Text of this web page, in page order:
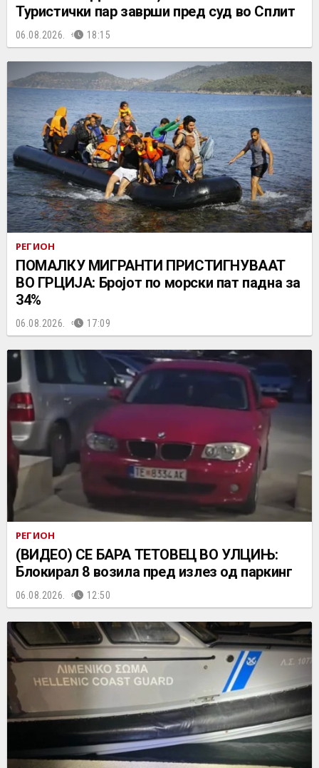
Туристички пар заврши пред суд во Сплит
06.08.2026. 18:15
РЕГИОН
ПОМАЛКУ МИГРАНТИ ПРИСТИГНУВААТ
ВО ГРЦИЈА: Бројот по морски пат падна за
34%
06.08.2026. 17:09
РЕГИОН
(ВИДЕО) СЕ БАРА ТЕТОВЕЦ ВО УЛЦИЊ:
Блокирал 8 возила пред излез од паркинг
06.08.2026. 12:50